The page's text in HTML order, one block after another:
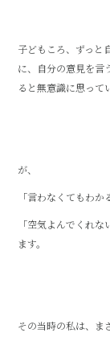
子どもころ、ずっと
に、自分の意見を言
ると無意識に思って
が、
「言わなくてもわか
「空気よんでくれ
ます。
その当時の私は、ま